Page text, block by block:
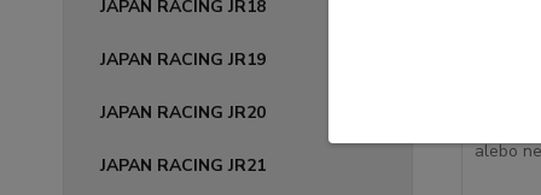
JAPAN RACING JR18
JAPAN RACING JR19
JAPAN RACING JR20
JAPAN RACING JR21
alebo